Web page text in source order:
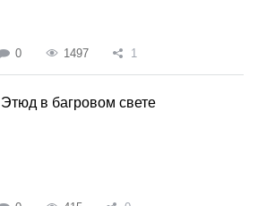
0 1497 1
Этюд в багровом свете